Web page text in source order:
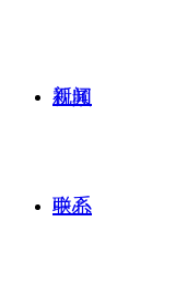
视频
新闻
中心
联系